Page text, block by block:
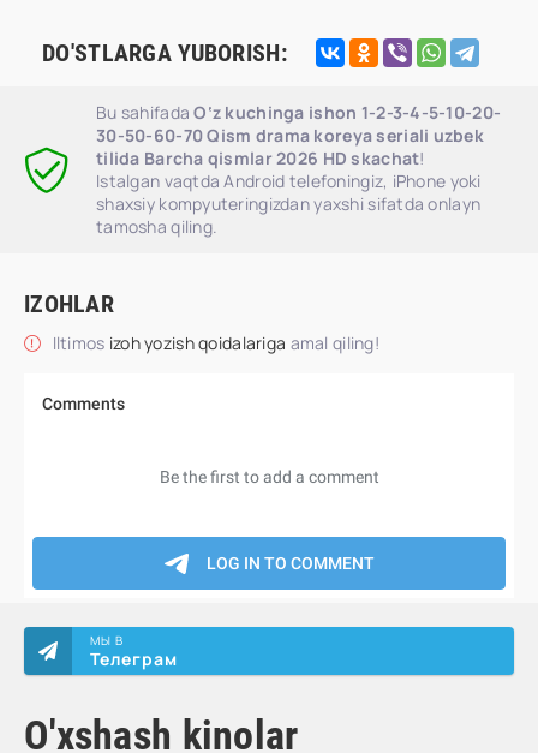
DO'STLARGA YUBORISH:
Bu sahifadaO‘z kuchinga ishon 1-2-3-4-5-10-20-
30-50-60-70 Qism drama koreya seriali uzbek
tilida Barcha qismlar 2026 HD skachat!
Istalgan vaqtda Android telefoningiz, iPhone yoki
shaxsiy kompyuteringizdan yaxshi sifatda onlayn
tamosha qiling.
IZOHLAR
Iltimos izoh yozish qoidalariga amal qiling!
O'xshash kinolar
МЫ В
Телеграм